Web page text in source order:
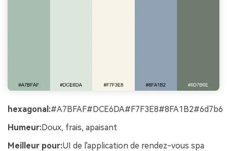
hexagonal:#A7BFAF#DCE6DA#F7F3E8#8FA1B2#6d7b6
Humeur:Doux, frais, apaisant
Meilleur pour:UI de l'application de rendez-vous spa